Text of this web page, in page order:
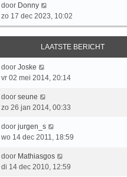
L
a
a
t
t
e
b
r
i
c
door Donny
zo 17 dec 2023, 10:02
LAATSTE BERICHT
L
a
t
s
e
b
e
door Joske
vr 02 mei 2014, 20:14
L
a
t
s
e
b
door seune
zo 26 jan 2014, 00:33
L
a
t
s
door jurgen_s
wo 14 dec 2011, 18:59
L
a
door Mathiasgos
di 14 dec 2010, 12:59